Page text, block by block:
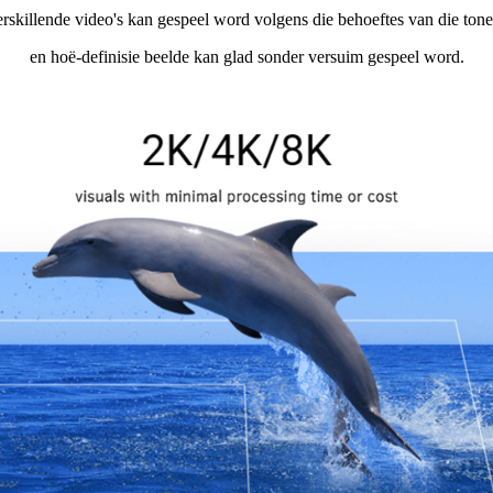
video's kan gespeel word volgens die behoeftes van die
en hoë-definisie beelde kan glad sonder versuim gespeel word.